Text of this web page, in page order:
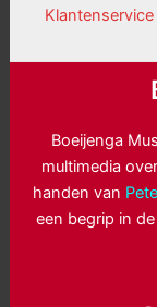
Klantenservice
Boeijenga
multimedia
handen van
een begrip in